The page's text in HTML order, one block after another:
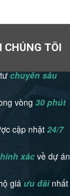
CHÚNG TÔI
tưchuyên sâu
vòng 30 phút
cập nhật 24/7
xácvề dự án
giá ưu đãinhất